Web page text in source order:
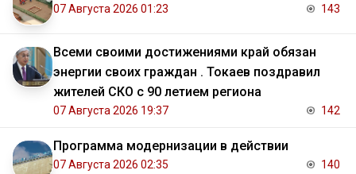
07 Августа 2026 01:23 143
Всеми своими достижениями край обязан
энергии своих граждан . Токаев поздравил
жителей СКО с 90 летием региона
07 Августа 2026 19:37 142
Программа модернизации в действии
07 Августа 2026 02:35 140